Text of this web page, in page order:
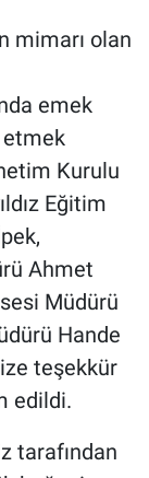
mimarı olan
emek
Kurulu
Eğitim
Ahmet
Müdürü
Hande
teşekkür
edildi.
tarafından